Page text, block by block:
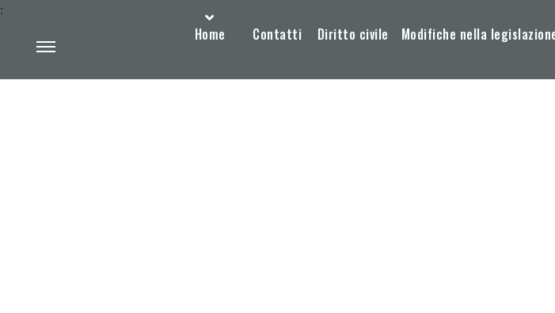
Home Contatti Diritto civile Modifiche nella
: